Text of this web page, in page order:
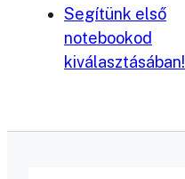
Segítünk első
notebookod
kiválasztásában!